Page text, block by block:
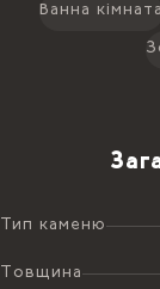
Ванна кімната
Тип каменю
Товщина